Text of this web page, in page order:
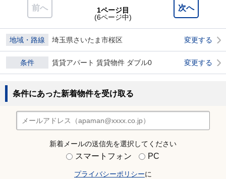
前へ 次へ
1ページ目
(6ページ中)
地域・路線 埼玉県さいたま市桜区 変更する
条件 賃貸アパート 賃貸物件 ダブル0 変更する
条件にあった新着物件を受け取る
新着メールの送信先を選択してください
スマートフォン PC
プライバシーポリシーに